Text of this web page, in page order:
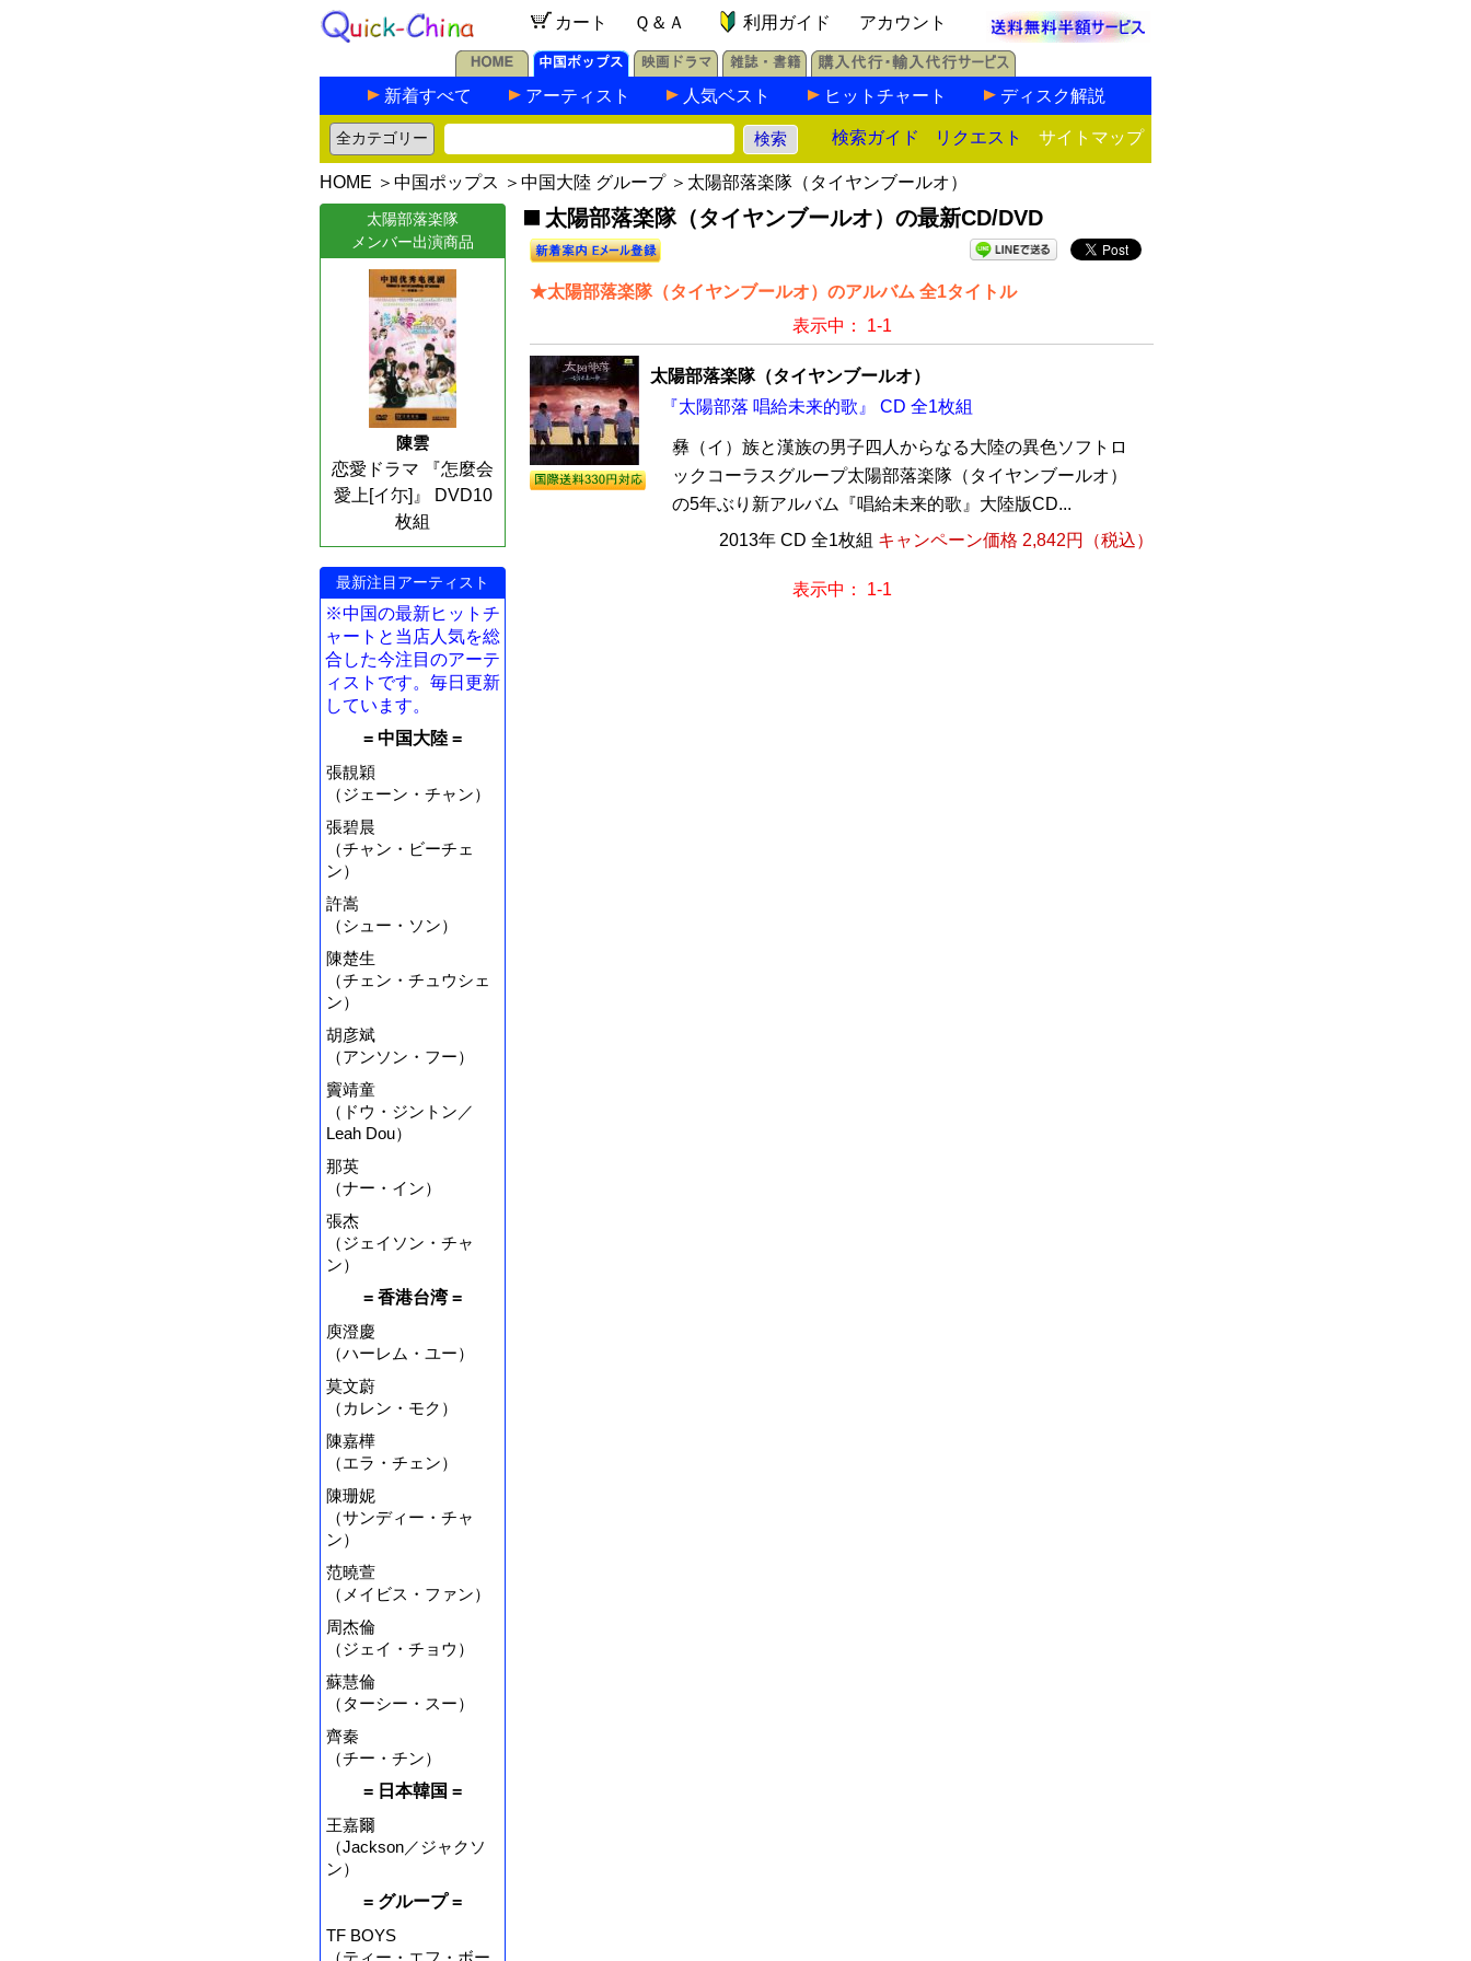
カート Ｑ＆Ａ 利用ガイド アカウント
新着すべて アーティスト 人気ベスト ヒットチャート ディスク解説
検索ガイド リクエスト サイトマップ
HOME ＞ 中国ポップス ＞ 中国大陸 グループ＞太陽部落楽隊（タイヤンブールオ）
太陽部落楽隊
メンバー出演商品
陳雲
恋愛ドラマ 『怎麼会
愛上[イ尓]』 DVD10
枚組
最新注目アーティスト
※中国の最新ヒットチ
ャートと当店人気を総
合した今注目のアーテ
ィストです。毎日更新
しています。
= 中国大陸 =
張靚穎
（ジェーン・チャン）
張碧晨
（チャン・ビーチェ
ン）
許嵩
（シュー・ソン）
陳楚生
（チェン・チュウシェ
ン）
胡彦斌
（アンソン・フー）
竇靖童
（ドウ・ジントン／
Leah Dou）
那英
（ナー・イン）
張杰
（ジェイソン・チャ
ン）
= 香港台湾 =
庾澄慶
（ハーレム・ユー）
莫文蔚
（カレン・モク）
陳嘉樺
（エラ・チェン）
陳珊妮
（サンディー・チャ
ン）
范曉萱
（メイビス・ファン）
周杰倫
（ジェイ・チョウ）
蘇慧倫
（ターシー・スー）
齊秦
（チー・チン）
= 日本韓国 =
王嘉爾
（Jackson／ジャクソ
ン）
= グループ =
TF BOYS
（ティー・エフ・ボー
太陽部落楽隊（タイヤンブールオ）の最新CD/DVD
★太陽部落楽隊（タイヤンブールオ）のアルバム 全1タイトル
表示中： 1-1
太陽部落楽隊（タイヤンブールオ）
『太陽部落 唱給未来的歌』 CD 全1枚組
彝（イ）族と漢族の男子四人からなる大陸の異色ソフトロ
ックコーラスグループ太陽部落楽隊（タイヤンブールオ）
の5年ぶり新アルバム『唱給未来的歌』大陸版CD...
2013年 CD 全1枚組 キャンペーン価格 2,842円（税込）
表示中： 1-1